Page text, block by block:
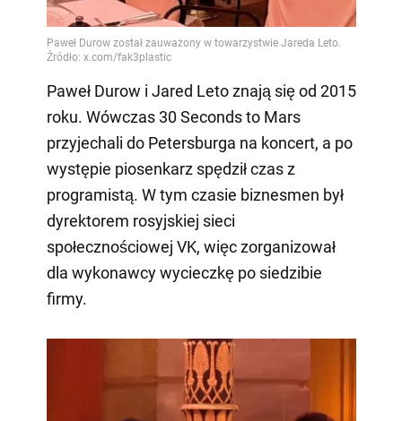
Paweł Durow i Jared Leto znają się od 2015
roku. Wówczas 30 Seconds to Mars
przyjechali do Petersburga na koncert, a po
występie piosenkarz spędził czas z
programistą. W tym czasie biznesmen był
dyrektorem rosyjskiej sieci
społecznościowej VK, więc zorganizował
dla wykonawcy wycieczkę po siedzibie
firmy.